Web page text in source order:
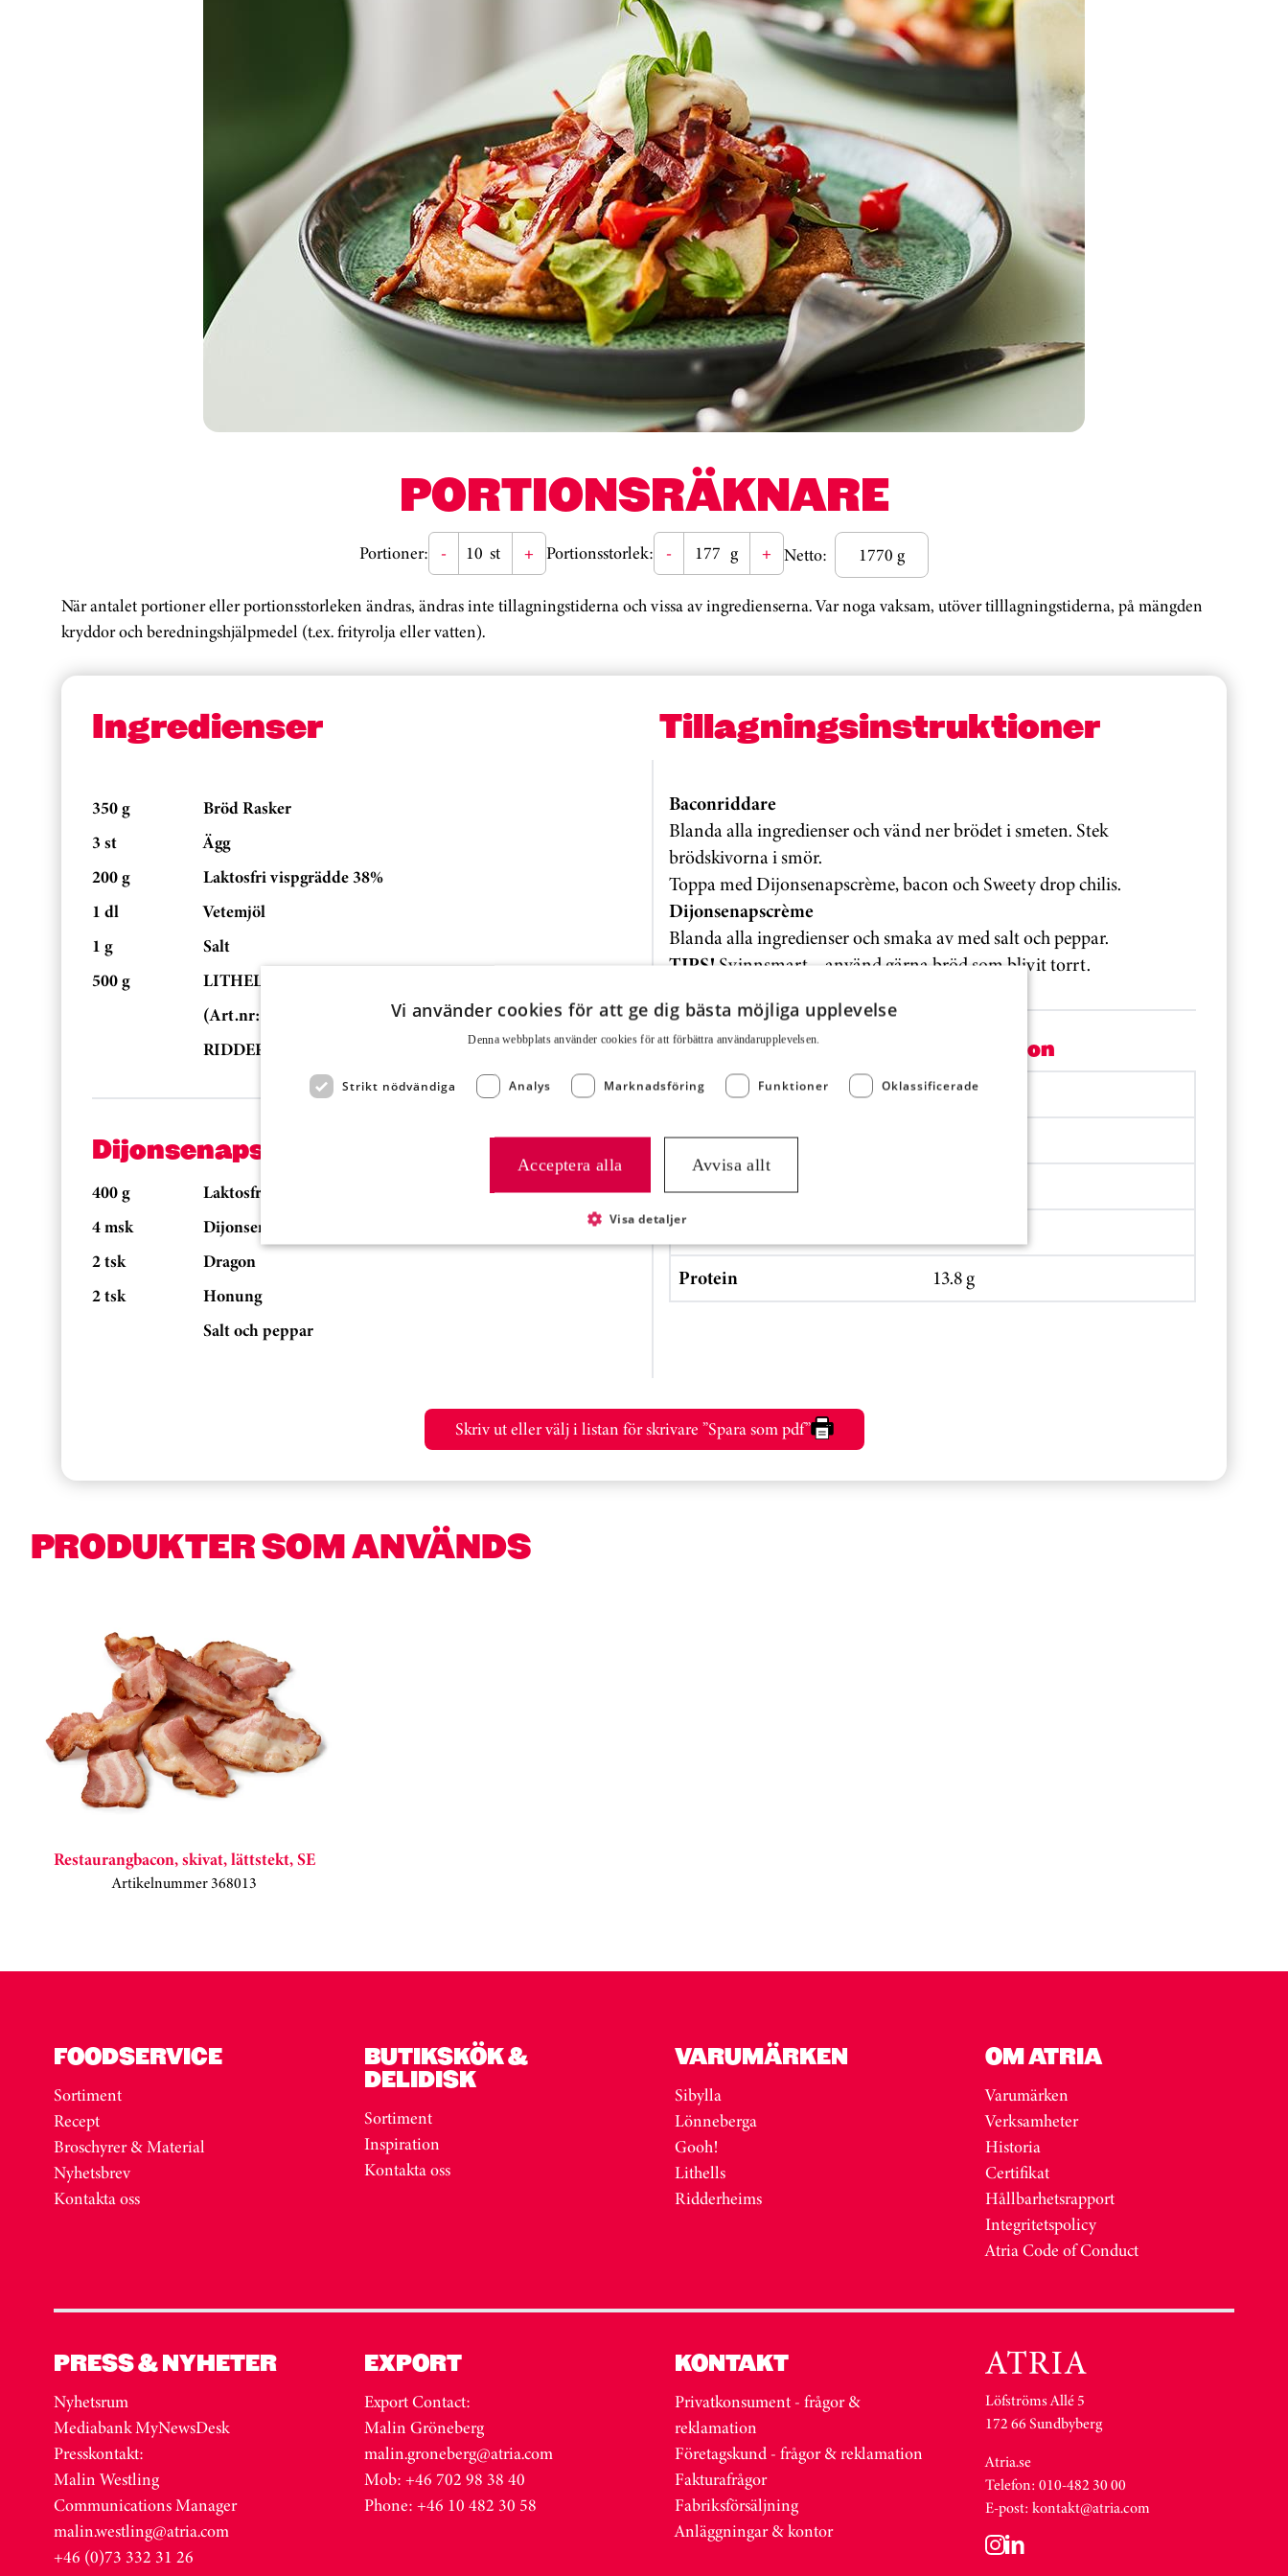
PORTIONSRÄKNARE
Portioner: - st + Portionsstorlek: - g + Netto: 1770 g
När antalet portioner eller portionsstorleken ändras, ändras inte tillagningstiderna och vissa av ingredienserna. Var noga vaksam, utöver tilllagningstiderna, på mängden
kryddor och beredningshjälpmedel (t.ex. frityrolja eller vatten).
Ingredienser Tillagningsinstruktioner
350 g
Bröd Rasker
3 st
Ägg
200 g
Laktosfri vispgrädde 38%
1 dl
Vetemjöl
1 g
Salt
500 g
LITHELLS, RESTAURANGBACON, SKIVAT, LÄTTSTEKT
(Art.nr: 368013)
RIDDERHEIMS, SWEETY DROP CHILI
Dijonsenapscrème
400 g
Laktosfri Smetana 42%
4 msk
Dijonsenap
2 tsk
Dragon
2 tsk
Honung
Salt och peppar
Baconriddare
Blanda alla ingredienser och vänd ner brödet i smeten. Stek
brödskivorna i smör.
Toppa med Dijonsenapscrème, bacon och Sweety drop chilis.
Dijonsenapscrème
Blanda alla ingredienser och smaka av med salt och peppar.
TIPS! Svinnsmart – använd gärna bröd som blivit torrt.
Näringsvärde Per portion
Energi (kJ)
2441.7 kJ
Energi (kcal)
Fett
Kolhydrater
Protein
13.8 g
Skriv ut eller välj i listan för skrivare ”Spara som pdf”
PRODUKTER SOM ANVÄNDS
Restaurangbacon, skivat, lättstekt, SE
Artikelnummer 368013
FOODSERVICE
Sortiment
Recept
Broschyrer & Material
Nyhetsbrev
Kontakta oss
BUTIKSKÖK &
DELIDISK
Sortiment
Inspiration
Kontakta oss
VARUMÄRKEN
Sibylla
Lönneberga
Gooh!
Lithells
Ridderheims
OM ATRIA
Varumärken
Verksamheter
Historia
Certifikat
Hållbarhetsrapport
Integritetspolicy
Atria Code of Conduct
PRESS & NYHETER
Nyhetsrum
Mediabank MyNewsDesk
Presskontakt:
Malin Westling
Communications Manager
malin.westling@atria.com
+46 (0)73 332 31 26
EXPORT
Export Contact:
Malin Gröneberg
malin.groneberg@atria.com
Mob: +46 702 98 38 40
Phone: +46 10 482 30 58
KONTAKT
Privatkonsument - frågor &
reklamation
Företagskund - frågor & reklamation
Fakturafrågor
Fabriksförsäljning
Anläggningar & kontor
Löfströms Allé 5
172 66 Sundbyberg
Atria.se
Telefon: 010-482 30 00
E-post: kontakt@atria.com
Vi använder cookies för att ge dig bästa möjliga upplevelse
Denna webbplats använder cookies för att för­bättra användar­upplevelsen.
Strikt nödvändiga Analys Marknadsföring Funktioner Oklassificerade
Acceptera alla Avvisa allt
Visa detaljer